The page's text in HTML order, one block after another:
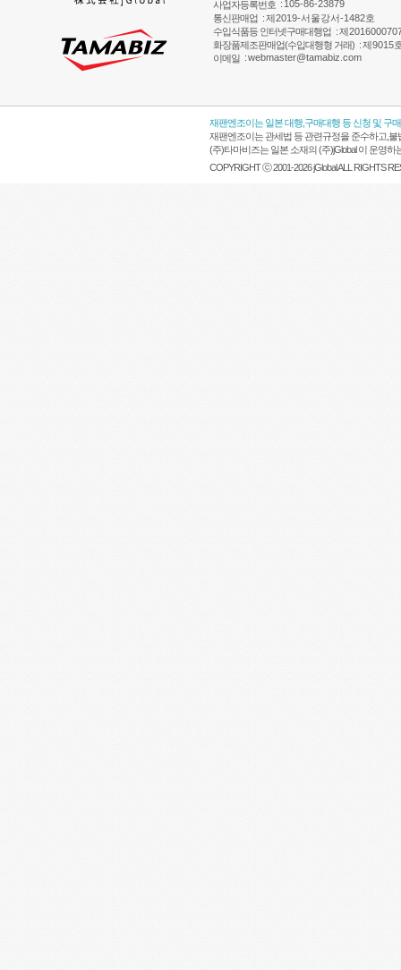
사업자등록번호 : 105-86-23879
통신판매업 :제2019-서울강서-1482호
수입식품등 인터넷구매대행업 :제
화장품제조판매업(수입대행형 거래) :제9015
이메일 :webmaster@tamabiz.com
재팬엔조이는 일본 대행,구매대행 등 신청 및 구
재팬엔조이는 관세법 등 관련규정을 준수하고,
(주)타마비즈는 일본 소재의 (주)jGlobal 이 운영
COPYRIGHT ⓒ 2001-2026 jGlobal ALL RIGHTS